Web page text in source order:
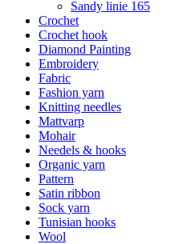
Sandy linie 165
Crochet
Crochet hook
Diamond Painting
Embroidery
Fabric
Fashion yarn
Knitting needles
Mattvarp
Mohair
Needels & hooks
Organic yarn
Pattern
Satin ribbon
Sock yarn
Tunisian hooks
Wool